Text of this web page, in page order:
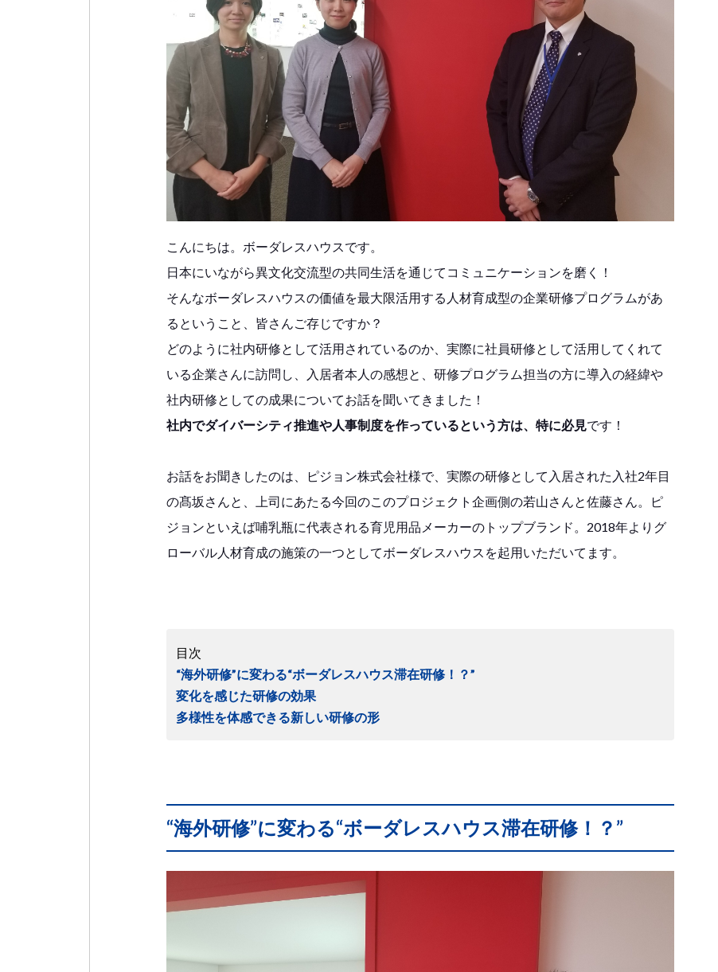
こんにちは。ボーダレスハウスです。
日本にいながら異文化交流型の共同生活を通じてコミュニケーションを磨く！
そんなボーダレスハウスの価値を最大限活用する人材育成型の企業研修プログラムがあ
るということ、皆さんご存じですか？
どのように社内研修として活用されているのか、実際に社員研修として活用してくれて
いる企業さんに訪問し、入居者本人の感想と、研修プログラム担当の方に導入の経緯や
社内研修としての成果についてお話を聞いてきました！
社内でダイバーシティ推進や人事制度を作っているという方は、特に必見です！
お話をお聞きしたのは、ピジョン株式会社様で、実際の研修として入居された入社2年目
の髙坂さんと、上司にあたる今回のこのプロジェクト企画側の若山さんと佐藤さん。ピ
ジョンといえば哺乳瓶に代表される育児用品メーカーのトップブランド。2018年よりグ
ローバル人材育成の施策の一つとしてボーダレスハウスを起用いただいてます。
目次
“海外研修”に変わる“ボーダレスハウス滞在研修！？”
変化を感じた研修の効果
多様性を体感できる新しい研修の形
“海外研修”に変わる“ボーダレスハウス滞在研修！？”